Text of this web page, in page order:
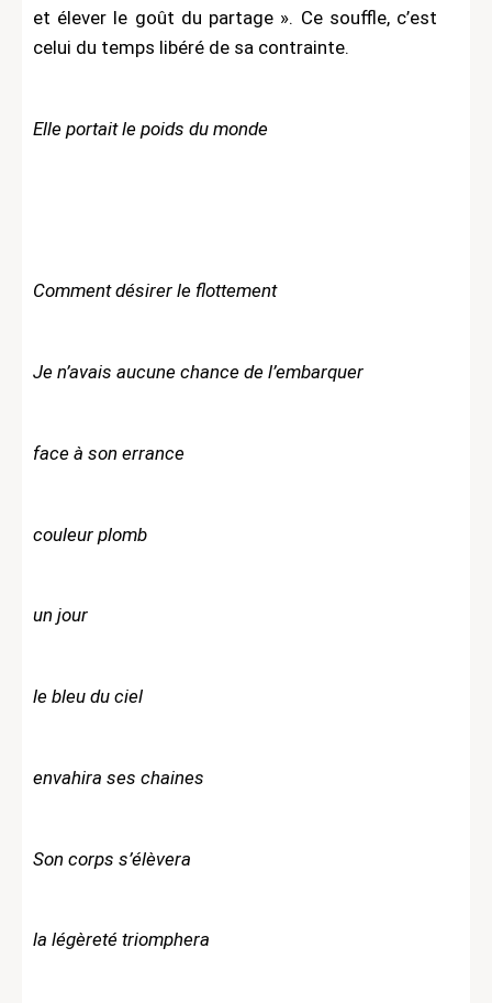
et élever le goût du partage ». Ce souffle, c’est
celui du temps libéré de sa contrainte.
Elle portait le poids du monde
Comment désirer le flottement
Je n’avais aucune chance de l’embarquer
face à son errance
couleur plomb
un jour
le bleu du ciel
envahira ses chaines
Son corps s’élèvera
la légèreté triomphera